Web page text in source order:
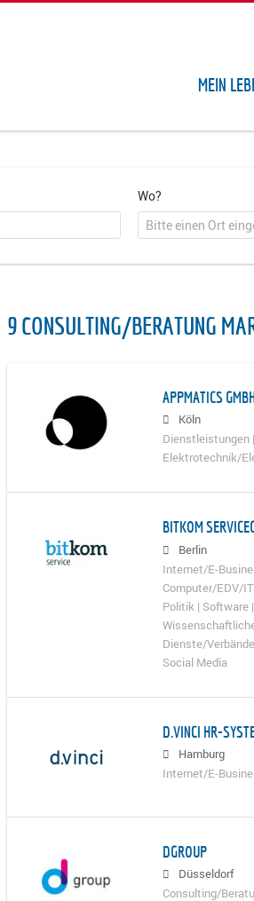
MEIN
Wo?
9 CONSULTING/BERATUNG
APPMATICS
Köln
Dienstleistungen
Elektrotechnik/
BITKOM
Berlin
Internet/E-
Computer/EDV/
Politik | Software
Dienste/
Social Media
D.VINCI HR-
Hamburg
Internet/E-
DGROUP
Düsseldorf
Consulting/